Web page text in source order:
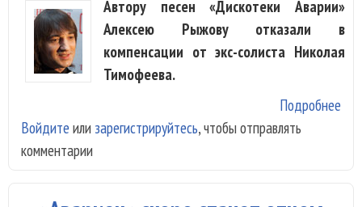
Автору песен «Дискотеки Аварии»
Алексею Рыжову отказали в
компенсации от экс-солиста Николая
Тимофеева.
Подробнее
Войдите или зарегистрируйтесь, чтобы отправлять
комментарии